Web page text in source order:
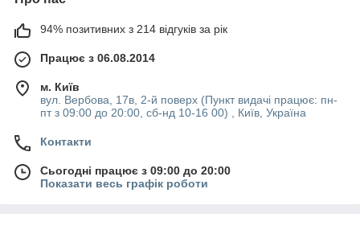
94% позитивних з 214 відгуків за рік
Працює з 06.08.2014
м. Київ
вул. Вербова, 17в, 2-й поверх (Пункт видачі працює: пн-
пт з 09:00 до 20:00, сб-нд 10-16 00) , Київ, Україна
Контакти
Сьогодні працює з 09:00 до 20:00
Показати весь графік роботи